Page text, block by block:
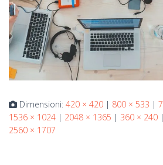
Dimensioni: 420 × 420 | 800 × 533 |
1536 × 1024 | 2048 × 1365 | 360 × 240 |
2560 × 1707